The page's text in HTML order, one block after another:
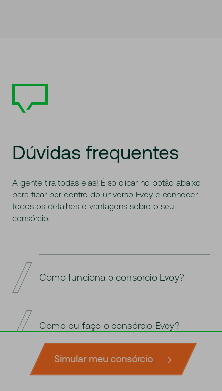
Dúvidas frequentes
A gente tira todas elas! É só clicar no botão abaixo
para ficar por dentro do universo Evoy e conhecer
todos os detalhes e vantagens sobre o seu
consórcio.
Como funciona o consórcio Evoy?
parcelar o valor em até 84 meses sem juros.
A retirada do bem ou a utilização do serviço
desejado pode ser planejada ao longo do
período, com opção de contemplação
através de lance ofertado.
Como eu faço o consórcio Evoy?
É preciso primeiro escolher uma instituição,
que será a administradora desse consórcio.
Depois, deve optar pelo tipo de grupo que
E vale a pena fazer um consórcio?
Simular meu consórcio
Simule agora